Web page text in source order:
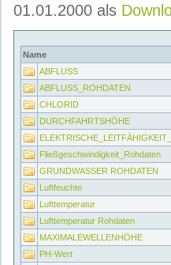
01.01.2000 als
Name
ABFLUSS
ABFLUSS_ROHDATEN
CHLORID
DURCHFAHRTSHÖHE
Fließgeschwindigkeit_Rohdaten
GRUNDWASSER ROHDATEN
Luftfeuchte
Lufttemperatur
Lufttemperatur Rohdaten
MAXIMALEWELLENHÖHE
PH-Wert